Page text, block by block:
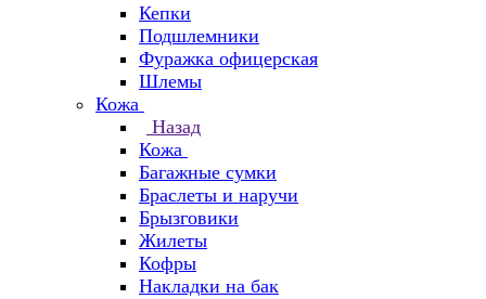
Кепки
Подшлемники
Фуражка офицерская
Шлемы
Кожа
Назад
Кожа
Багажные сумки
Браслеты и наручи
Брызговики
Жилеты
Кофры
Накладки на бак